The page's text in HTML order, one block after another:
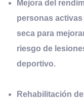
Mejora del
personas
seca para
riesgo de
deportivo.
Rehabilitación